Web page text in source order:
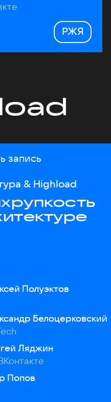
РЖЯ
запись
& Highload
Полуэктов
Белоцерковский
Ляджин
Попов